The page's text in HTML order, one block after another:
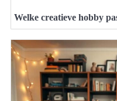
Welke creatieve hobby